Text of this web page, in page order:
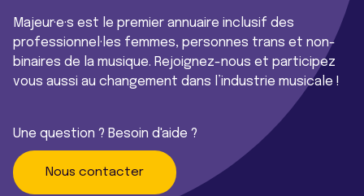
Majeur·e·s est le premier annuaire inclusif des
professionnel·les femmes, personnes trans et non-
binaires de la musique. Rejoignez-nous et participez
vous aussi au changement dans l’industrie musicale !
Une question ? Besoin d'aide ?
Nous contacter